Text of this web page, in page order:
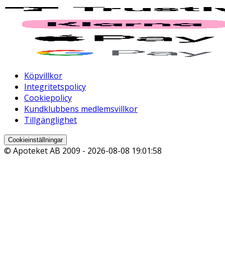
Köpvillkor
Integritetspolicy
Cookiepolicy
Kundklubbens medlemsvillkor
Tillgänglighet
Cookieinställningar
© Apoteket AB 2009 - 2026-08-08 19:01:58